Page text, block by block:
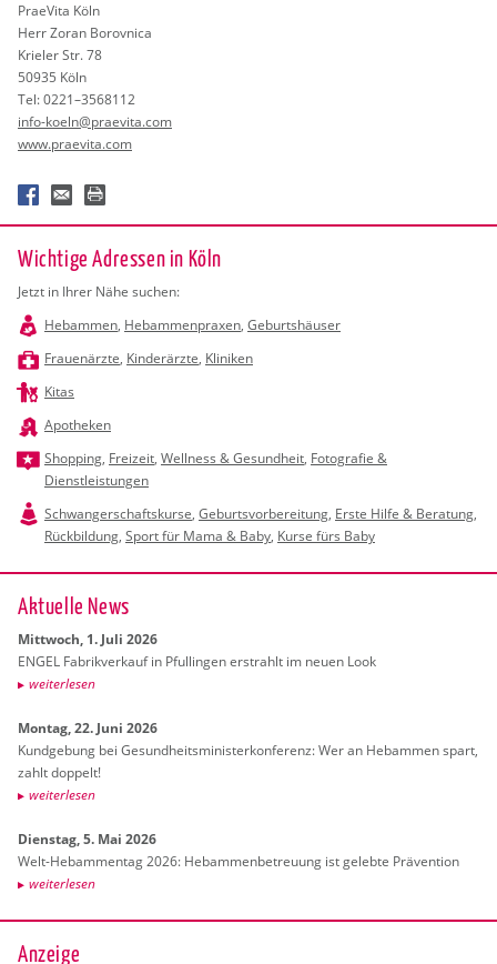
Prae­Vi­ta Köln
Herr Zoran Bo­rov­ni­ca
Kri­e­ler Str. 78
50935 Köln
Tel: 0221–3568112
info-koeln@​praevita.​com
www.​praevita.​com
Wichtige Adressen in Köln
Jetzt in Ihrer Nähe suchen:
Hebammen, Hebammenpraxen, Geburtshäuser
Frauenärzte, Kinderärzte, Kliniken
Kitas
Apotheken
Shopping, Freizeit, Wellness & Gesundheit, Fotografie &
Dienstleistungen
Schwangerschaftskurse, Geburtsvorbereitung, Erste Hilfe & Beratung,
Rückbildung, Sport für Mama & Baby, Kurse fürs Baby
Ak­tu­el­le News
Mitt­woch, 1. Juli 2026
ENGEL Fa­brik­ver­kauf in Pful­lin­gen er­strahlt im neuen Look
wei­ter­le­sen
Mon­tag, 22. Juni 2026
Kund­ge­bung bei Ge­sund­heits­mi­nis­ter­kon­fe­renz: Wer an Heb­am­men spart,
zahlt dop­pelt!
wei­ter­le­sen
Diens­tag, 5. Mai 2026
Welt-Heb­am­men­tag 2026: Heb­am­men­be­treu­ung ist ge­leb­te Prä­ven­ti­on
wei­ter­le­sen
Anzeige